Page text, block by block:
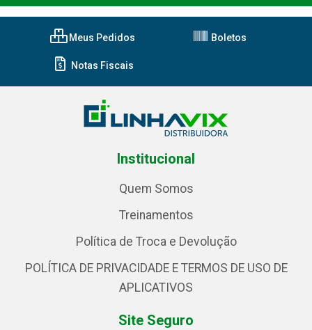
Meus Pedidos Boletos
Notas Fiscais
Institucional
Quem Somos
Treinamentos
Política de Troca e Devolução
POLÍTICA DE PRIVACIDADE E TERMOS DE USO DE
APLICATIVOS
Site Seguro